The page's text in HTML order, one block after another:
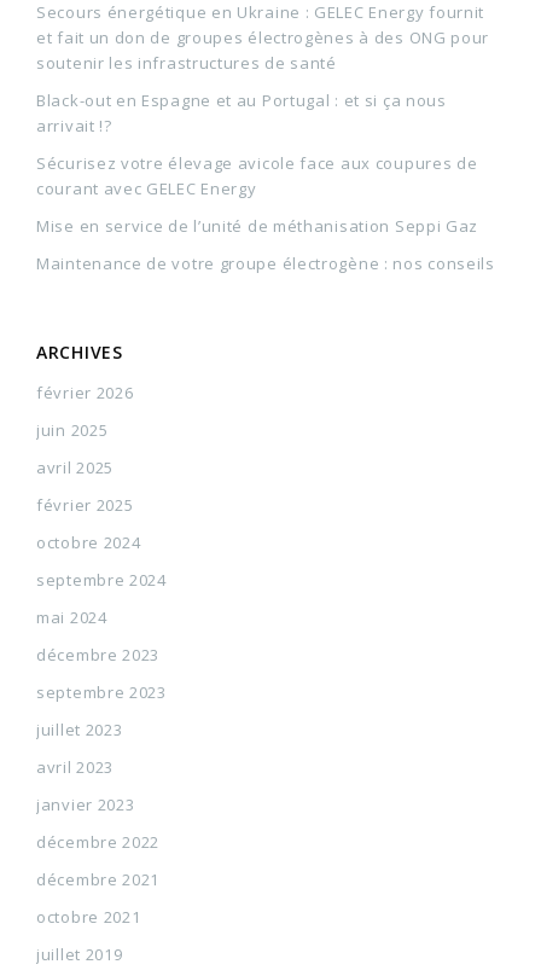
Secours énergétique en Ukraine : GELEC Energy fournit
et fait un don de groupes électrogènes à des ONG pour
soutenir les infrastructures de santé
Black-out en Espagne et au Portugal : et si ça nous
arrivait !?
Sécurisez votre élevage avicole face aux coupures de
courant avec GELEC Energy
Mise en service de l’unité de méthanisation Seppi Gaz
Maintenance de votre groupe électrogène : nos conseils
ARCHIVES
février 2026
juin 2025
avril 2025
février 2025
octobre 2024
septembre 2024
mai 2024
décembre 2023
septembre 2023
juillet 2023
avril 2023
janvier 2023
décembre 2022
décembre 2021
octobre 2021
juillet 2019